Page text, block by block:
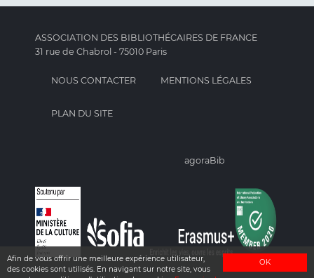
OK
Afin de vous offrir une meilleure expérience utilisateur,
des cookies sont utilisés. En navigant sur notre site, vous
ASSOCIATION DES BIBLIOTHÉCAIRES DE FRANCE
31 rue de Chabrol - 75010 Paris
NOUS CONTACTER MENTIONS LÉGALES
PLAN DU SITE
agoraBib